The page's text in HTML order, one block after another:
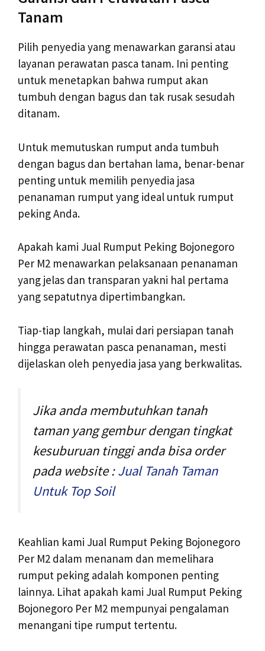
Tanam
Pilih penyedia yang menawarkan garansi atau
layanan perawatan pasca tanam. Ini penting
untuk menetapkan bahwa rumput akan
tumbuh dengan bagus dan tak rusak sesudah
ditanam.
Untuk memutuskan rumput anda tumbuh
dengan bagus dan bertahan lama, benar-benar
penting untuk memilih penyedia jasa
penanaman rumput yang ideal untuk rumput
peking Anda.
Apakah kami Jual Rumput Peking Bojonegoro
Per M2 menawarkan pelaksanaan penanaman
yang jelas dan transparan yakni hal pertama
yang sepatutnya dipertimbangkan.
Tiap-tiap langkah, mulai dari persiapan tanah
hingga perawatan pasca penanaman, mesti
dijelaskan oleh penyedia jasa yang berkwalitas.
Jika anda membutuhkan tanah
taman yang gembur dengan tingkat
kesuburuan tinggi anda bisa order
pada website :Jual Tanah Taman
Untuk Top Soil
Keahlian kami Jual Rumput Peking Bojonegoro
Per M2 dalam menanam dan memelihara
rumput peking adalah komponen penting
lainnya. Lihat apakah kami Jual Rumput Peking
Bojonegoro Per M2 mempunyai pengalaman
menangani tipe rumput tertentu.